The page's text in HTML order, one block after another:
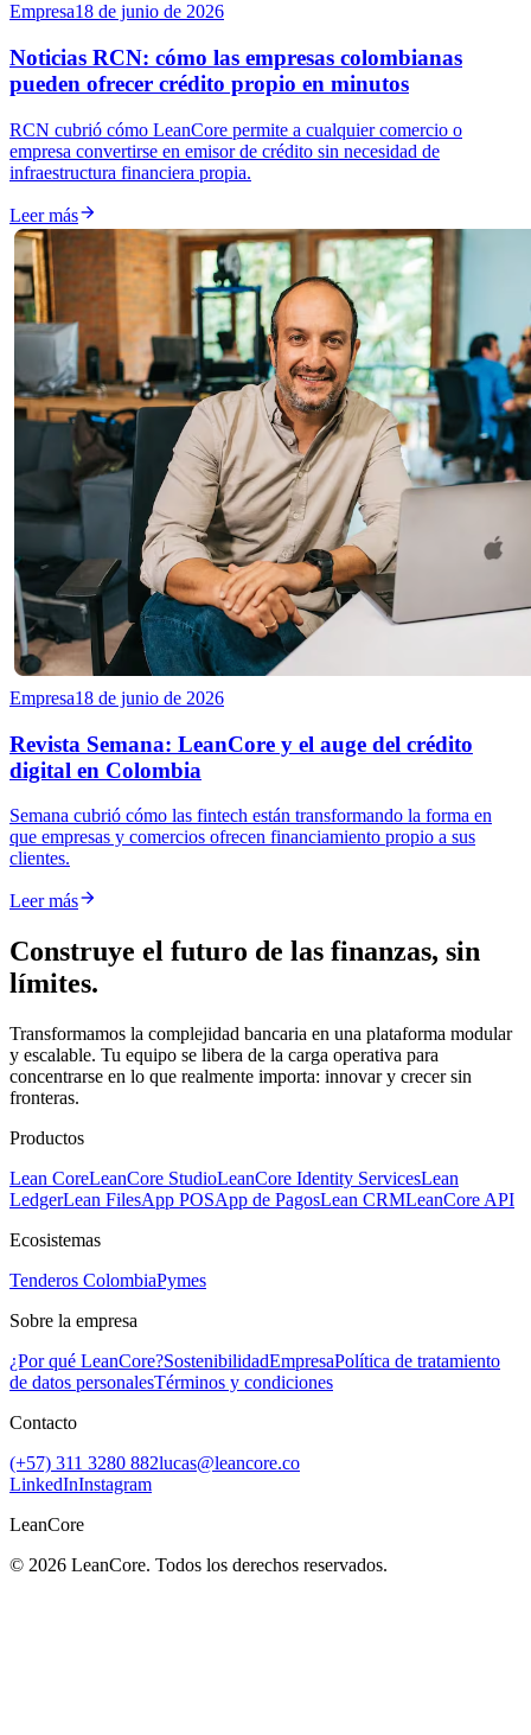
Empresa18 de junio de 2026
Noticias RCN: cómo las empresas colombianas
pueden ofrecer crédito propio en minutos
RCN cubrió cómo LeanCore permite a cualquier comercio o
empresa convertirse en emisor de crédito sin necesidad de
infraestructura financiera propia.
Leer más
Empresa18 de junio de 2026
Revista Semana: LeanCore y el auge del crédito
digital en Colombia
Semana cubrió cómo las fintech están transformando la forma en
que empresas y comercios ofrecen financiamiento propio a sus
clientes.
Leer más
Construye el futuro de las finanzas, sin
límites.
Transformamos la complejidad bancaria en una plataforma modular
y escalable. Tu equipo se libera de la carga operativa para
concentrarse en lo que realmente importa: innovar y crecer sin
fronteras.
Productos
Lean CoreLeanCore StudioLeanCore Identity ServicesLean
LedgerLean FilesApp POSApp de PagosLean CRMLeanCore API
Ecosistemas
Tenderos ColombiaPymes
Sobre la empresa
¿Por qué LeanCore?SostenibilidadEmpresaPolítica de tratamiento
de datos personalesTérminos y condiciones
Contacto
(+57) 311 3280 882lucas@leancore.co
LinkedInInstagram
LeanCore
© 2026 LeanCore. Todos los derechos reservados.